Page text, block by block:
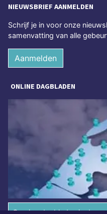
NIEUWSBRIEF AANMELDEN
Schrijf je in voor onze
samenvatting van alle
Aanmelden
ONLINE DAGBLADEN
Overige dagbladen in de